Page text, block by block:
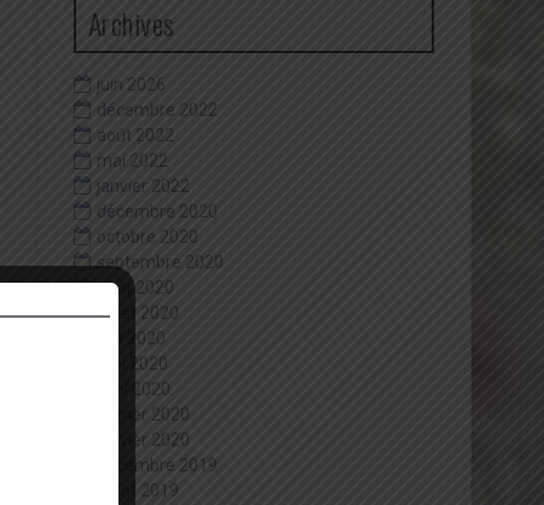
Archives
juin 2026
décembre 2022
août 2022
mai 2022
janvier 2022
décembre 2020
octobre 2020
septembre 2020
août 2020
juillet 2020
juin 2020
mai 2020
avril 2020
février 2020
janvier 2020
décembre 2019
juillet 2019